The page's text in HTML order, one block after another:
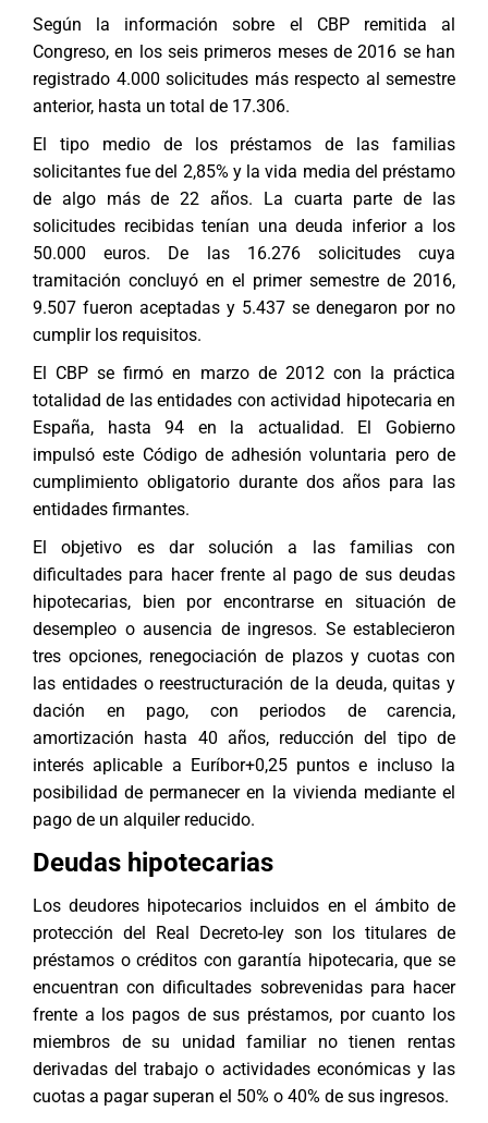
Según la información sobre el CBP remitida al
Congreso, en los seis primeros meses de 2016 se han
registrado 4.000 solicitudes más respecto al semestre
anterior, hasta un total de 17.306.
El tipo medio de los préstamos de las familias
solicitantes fue del 2,85% y la vida media del préstamo
de algo más de 22 años. La cuarta parte de las
solicitudes recibidas tenían una deuda inferior a los
50.000 euros. De las 16.276 solicitudes cuya
tramitación concluyó en el primer semestre de 2016,
9.507 fueron aceptadas y 5.437 se denegaron por no
cumplir los requisitos.
El CBP se firmó en marzo de 2012 con la práctica
totalidad de las entidades con actividad hipotecaria en
España, hasta 94 en la actualidad. El Gobierno
impulsó este Código de adhesión voluntaria pero de
cumplimiento obligatorio durante dos años para las
entidades firmantes.
El objetivo es dar solución a las familias con
dificultades para hacer frente al pago de sus deudas
hipotecarias, bien por encontrarse en situación de
desempleo o ausencia de ingresos. Se establecieron
tres opciones, renegociación de plazos y cuotas con
las entidades o reestructuración de la deuda, quitas y
dación en pago, con periodos de carencia,
amortización hasta 40 años, reducción del tipo de
interés aplicable a Euríbor+0,25 puntos e incluso la
posibilidad de permanecer en la vivienda mediante el
pago de un alquiler reducido.
Deudas hipotecarias
Los deudores hipotecarios incluidos en el ámbito de
protección del Real Decreto-ley son los titulares de
préstamos o créditos con garantía hipotecaria, que se
encuentran con dificultades sobrevenidas para hacer
frente a los pagos de sus préstamos, por cuanto los
miembros de su unidad familiar no tienen rentas
derivadas del trabajo o actividades económicas y las
cuotas a pagar superan el 50% o 40% de sus ingresos.